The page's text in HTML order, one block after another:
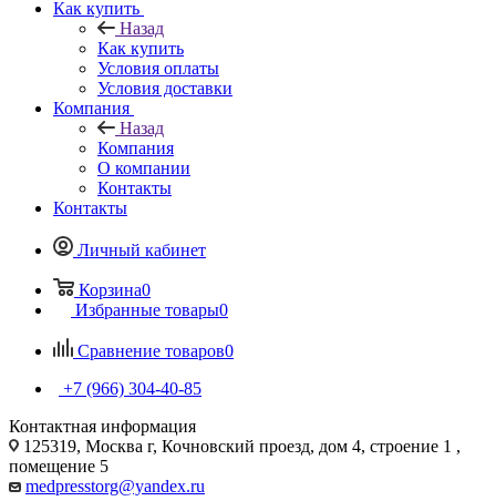
Как купить
Назад
Как купить
Условия оплаты
Условия доставки
Компания
Назад
Компания
О компании
Контакты
Контакты
Личный кабинет
Корзина0
Избранные товары0
Сравнение товаров0
+7 (966) 304-40-85
Контактная информация
125319, Москва г, Кочновский проезд, дом 4, строение 1 ,
помещение 5
medpresstorg@yandex.ru